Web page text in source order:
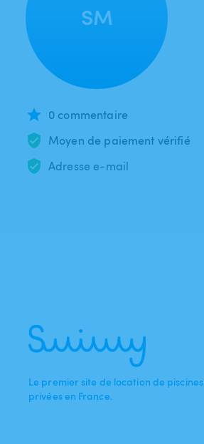
SM
0 commentaire
Moyen de paiement vérifié
Adresse e-mail
Le premier site de location de piscines
privées en France.